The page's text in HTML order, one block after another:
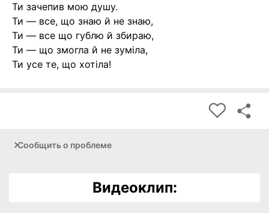
Ти зачепив мою душу.
Ти — все, що знаю й не знаю,
Ти — все що гублю й збираю,
Ти — що змогла й не зуміла,
Ти усе те, що хотіла!
Сообщить о проблеме
Видеоклип: